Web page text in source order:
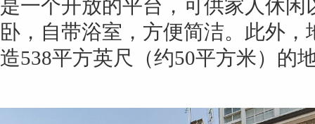
是一个开放的平台，可供家人休
卧，自带浴室，方便简洁。此外
造538平方英尺（约50平方米）的